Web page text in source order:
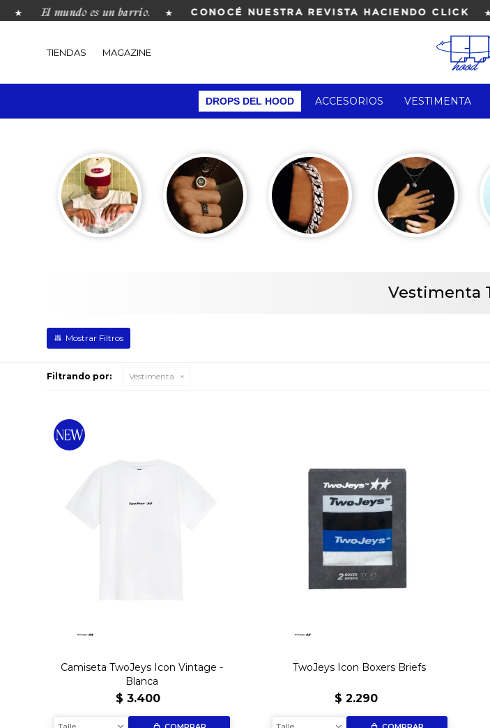
El mundo es un barrio. CONOCÉ NUESTRA REVISTA HACIENDO CLICK
DROPS DEL HOOD ACCESORIOS VESTIMENTA
TIENDAS MAGAZINE
Vestimenta
Filtrando por: Vestimenta
Camiseta TwoJeys Icon Vintage -
Blanca
$ 3.400
Talle
TwoJeys Icon Boxers Briefs
$ 2.290
Talle